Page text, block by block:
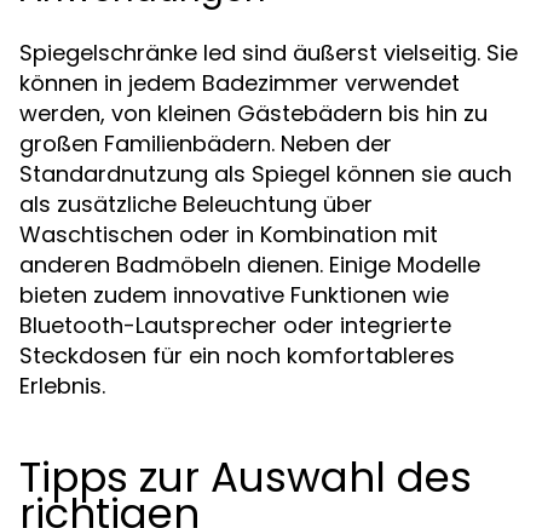
Spiegelschränke led sind äußerst vielseitig. Sie
können in jedem Badezimmer verwendet
werden, von kleinen Gästebädern bis hin zu
großen Familienbädern. Neben der
Standardnutzung als Spiegel können sie auch
als zusätzliche Beleuchtung über
Waschtischen oder in Kombination mit
anderen Badmöbeln dienen. Einige Modelle
bieten zudem innovative Funktionen wie
Bluetooth-Lautsprecher oder integrierte
Steckdosen für ein noch komfortableres
Erlebnis.
Tipps zur Auswahl des
richtigen